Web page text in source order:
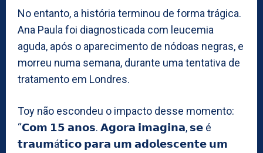
No entanto, a história terminou de forma trágica.
Ana Paula foi diagnosticada com leucemia
aguda, após o aparecimento de nódoas negras, e
morreu numa semana, durante uma tentativa de
tratamento em Londres.
Toy não escondeu o impacto desse momento:
“𝗖𝗼𝗺 𝟭𝟱 𝗮𝗻𝗼𝘀. 𝗔𝗴𝗼𝗿𝗮 𝗶𝗺𝗮𝗴𝗶𝗻𝗮, 𝘀𝗲 é
𝘁𝗿𝗮𝘂𝗺á𝘁𝗶𝗰𝗼 𝗽𝗮𝗿𝗮 𝘂𝗺 𝗮𝗱𝗼𝗹𝗲𝘀𝗰𝗲𝗻𝘁𝗲 𝘂𝗺